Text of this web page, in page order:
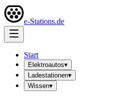
e-Stations.de
Start
Elektroautos▾
Ladestationen▾
Wissen▾